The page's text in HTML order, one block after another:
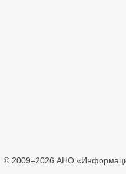
© 2009–2026 АНО